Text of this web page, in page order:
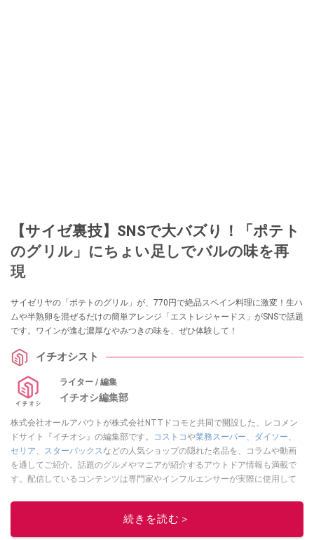
【サイゼ裏技】SNSで大バズり！「ポテト
のグリル」にちょい足しでバルの味を再
現
サイゼリヤの「ポテトのグリル」が、770円で絶品スペイン料理に激変！生ハ
ムや半熟卵を混ぜるだけの簡単アレンジ「エストレジャードス」がSNSで話題
です。ワインが進む濃厚なやみつきの味を、ぜひ体験して！
イチオシスト
ライター / 編集
イチオシ編集部
株式会社オールアバウトが株式会社NTTドコモと共同で開設した、レコメン
ドサイト『イチオシ』の編集部です。
コストコや業務スーパー、 ダイソー、
セリア、 スターバックスなどの人気ショップの隠れた名品を、コラムや動画
を通してご紹介。話題のグルメやマニアが紹介するアウトドア情報も満載で
す。配信しているコンテンツは専門家やインフルエンサーが実際に使用して
ニュースでフォロー
続きを読む＞